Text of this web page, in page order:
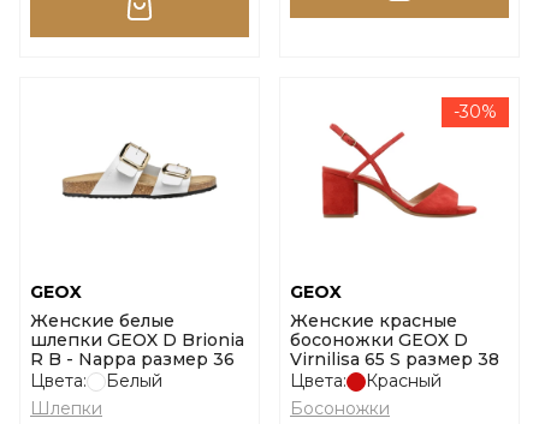
GEOX
Женские белые
шлепки GEOX D Brionia
R B - Nappa размер 36
Цвета:
Белый
Шлепки
-30%
GEOX
Женские красные
босоножки GEOX D
Virnilisa 65 S размер 38
Цвета:
Красный
Босоножки